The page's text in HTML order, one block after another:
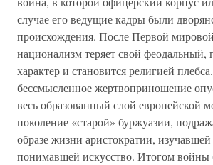
случае его ведущие кадры были
происхождения. После Первой
национализм теряет свой феодальный,
характер и становится религией
бессмысленное жертвоприношение
весь образованный слой европейской
поколение «старой» буржуазии,
образе жизни аристократии,
понимавшей искусство. Итогом войны